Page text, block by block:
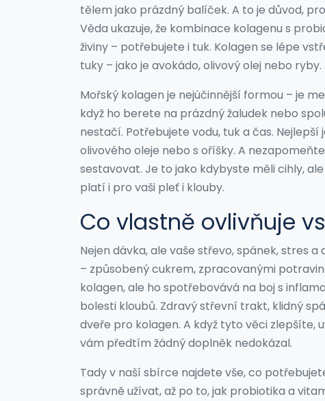
tělem jako prázdný balíček. A to je důvod,
Věda ukazuje, že kombinace kolagenu s
živiny – potřebujete i tuk. Kolagen se lépe
tuky – jako je avokádo, olivový olej nebo ryby.
Mořský kolagen je nejúčinnější formou – je
když ho berete na prázdný žaludek nebo
nestačí. Potřebujete vodu, tuk a čas.
olivového oleje nebo s oříšky. A
sestavovat. Je to jako kdybyste měli cihly,
platí i pro vaši pleť i klouby.
Co vlastně ovlivňuje
Nejen dávka, ale vaše střevo, spánek, stres
– způsobený cukrem, zpracovanými
kolagen, ale ho spotřebovává na boj s
bolesti kloubů. Zdravý střevní trakt, klidný
dveře pro kolagen. A když tyto věci zlepšíte,
vám předtím žádný doplněk nedokázal.
Tady v naší sbírce najdete vše, co
správně užívat, až po to, jak probiotika a